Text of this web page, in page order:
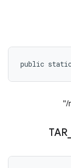
public static
TAR_